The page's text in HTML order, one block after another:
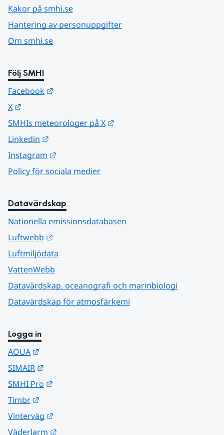
Kakor på smhi.se
Hantering av personuppgifter
Om smhi.se
Följ SMHI
Facebook
X
SMHIs meteorologer på X
Linkedin
Instagram
Policy för sociala medier
Datavärdskap
Nationella emissionsdatabasen
Luftwebb
Luftmiljödata
VattenWebb
Datavärdskap, oceanografi och marinbiologi
Datavärdskap för atmosfärkemi
Logga in
AQUA
SIMAIR
SMHI Pro
Timbr
Vinterväg
Väderlarm